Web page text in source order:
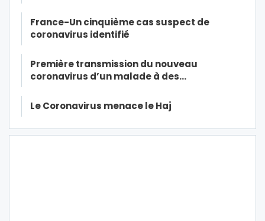
France-Un cinquième cas suspect de
coronavirus identifié
Première transmission du nouveau
coronavirus d’un malade à des…
Le Coronavirus menace le Haj